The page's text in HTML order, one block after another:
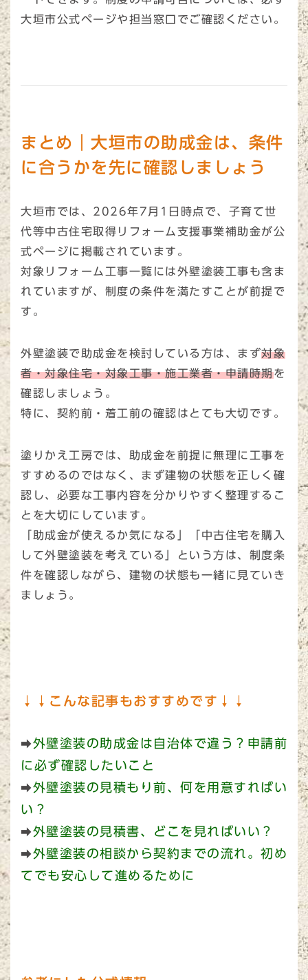
大垣市公式ページや担当窓口でご確認ください。
まとめ｜大垣市の助成金は、条件
に合うかを先に確認しましょう
大垣市では、2026年7月1日時点で、子育て世
代等中古住宅取得リフォーム支援事業補助金が公
式ページに掲載されています。
対象リフォーム工事一覧には外壁塗装工事も含ま
れていますが、制度の条件を満たすことが前提で
す。
外壁塗装で助成金を検討している方は、まず対象
者・対象住宅・対象工事・施工業者・申請時期を
確認しましょう。
特に、契約前・着工前の確認はとても大切です。
塗りかえ工房では、助成金を前提に無理に工事を
すすめるのではなく、まず建物の状態を正しく確
認し、必要な工事内容を分かりやすく整理するこ
とを大切にしています。
「助成金が使えるか気になる」「中古住宅を購入
して外壁塗装を考えている」という方は、制度条
件を確認しながら、建物の状態も一緒に見ていき
ましょう。
↓↓こんな記事もおすすめです↓↓
➡外壁塗装の助成金は自治体で違う？申請前
に必ず確認したいこと
➡外壁塗装の見積もり前、何を用意すればい
い？
➡外壁塗装の見積書、どこを見ればいい？
➡外壁塗装の相談から契約までの流れ。初め
てでも安心して進めるために